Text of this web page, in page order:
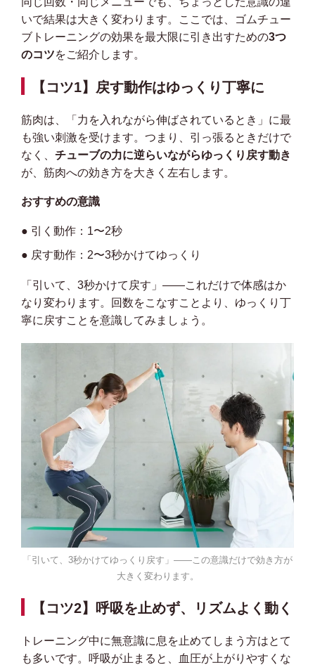
いで結果は大きく変わります。ここでは、ゴムチュー
ブトレーニングの効果を最大限に引き出すための3つ
のコツをご紹介します。
【コツ1】戻す動作はゆっくり丁寧に
筋肉は、「力を入れながら伸ばされているとき」に最
も強い刺激を受けます。つまり、引っ張るときだけで
なく、 チューブの力に逆らいながらゆっくり戻す動き
が、筋肉への効き方を大きく左右します。
おすすめの意識
● 引く動作：1〜2秒
● 戻す動作：2〜3秒かけてゆっくり
「引いて、3秒かけて戻す」——これだけで体感はか
なり変わります。回数をこなすことより、ゆっくり丁
寧に戻すことを意識してみましょう。
「引いて、3秒かけてゆっくり戻す」——この意識だけで効き方が
大きく変わります。
【コツ2】呼吸を止めず、リズムよく動く
トレーニング中に無意識に息を止めてしまう方はとて
も多いです。呼吸が止まると、血圧が上がりやすくな